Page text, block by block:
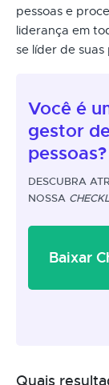
pessoas e
liderança em
se líder de
Você é
gestor
pessoas?
DESCUBRA
NOSSA
Baixar
Quais